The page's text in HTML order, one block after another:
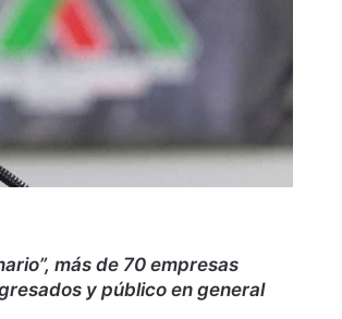
más de 70 empresas
y público en general